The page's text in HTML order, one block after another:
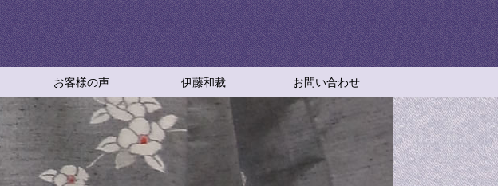
お客様の声 伊藤和裁
伊藤和裁
アクセスマップ
特定商取引法に基づく表記
和裁教室
伊藤和裁の成り立ちと想い
お問い合わせ